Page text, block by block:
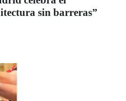
sin barreras”